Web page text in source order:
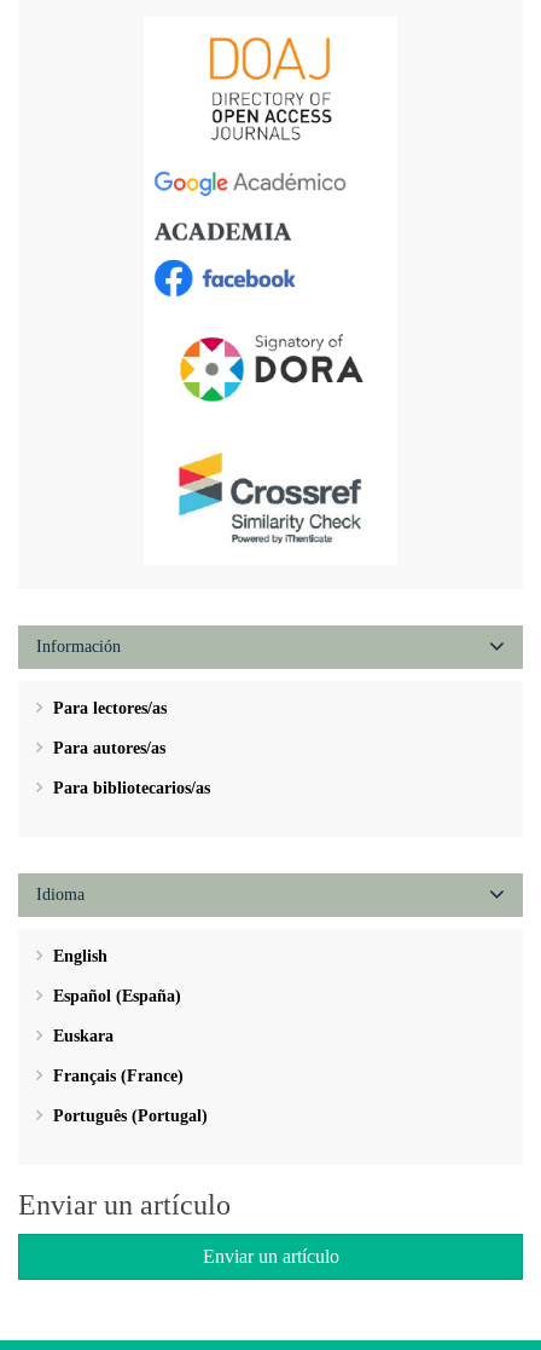
Información
Para lectores/as
Para autores/as
Para bibliotecarios/as
Idioma
English
Español (España)
Euskara
Français (France)
Português (Portugal)
Enviar un artículo
Enviar un artículo